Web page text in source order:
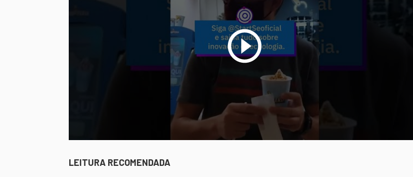
LEITURA RECOMENDADA